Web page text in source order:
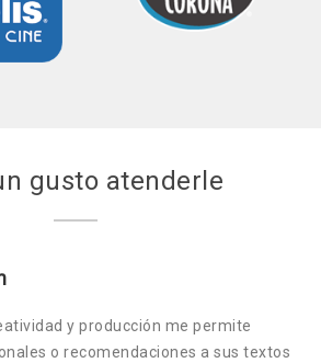
gusto atenderle
y producción me permite
o recomendaciones a sus textos